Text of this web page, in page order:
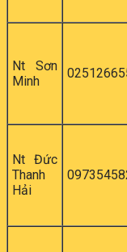
Nt Sơn
Minh
Nt Đức
Thanh
Hải